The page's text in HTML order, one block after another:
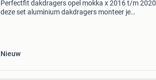
Perfectfit dakdragers opel mokka x 2016 t/m 2020
deze set aluminium dakdragers monteer je
Nieuw